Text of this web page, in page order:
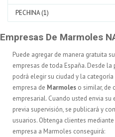
PECHINA (1)
Empresas De Marmoles
Puede agregar de manera gratuita
empresas de toda España. Desde la
podrá elegir su ciudad y la
empresa de Marmoles o similar, de
empresarial. Cuando usted envia
previa supervisión, se publicará y
usuarios. Obtenga clientes
empresa a Marmoles conseguirá: